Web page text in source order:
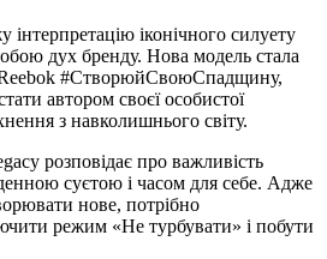
інтерпретацію іконічного силуету
дух бренду. Нова модель стала
#СтворюйСвоюСпадщину,
автором своєї особистої
з навколишнього світу.
розповідає про важливість
суєтою і часом для себе. Адже
нове, потрібно
режим «Не турбувати» і побути